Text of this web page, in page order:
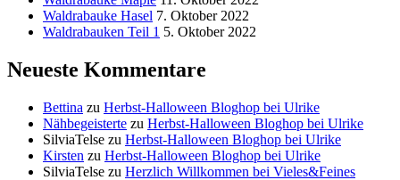
Waldrabauke Hasel 7. Oktober 2022
Waldrabauken Teil 1 5. Oktober 2022
Neueste Kommentare
Bettina zu Herbst-Halloween Bloghop bei Ulrike
Nähbegeisterte zu Herbst-Halloween Bloghop bei Ulrike
SilviaTelse zu Herbst-Halloween Bloghop bei Ulrike
Kirsten zu Herbst-Halloween Bloghop bei Ulrike
SilviaTelse zu Herzlich Willkommen bei Vieles&Feines